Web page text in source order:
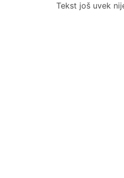
Tekst još uvek